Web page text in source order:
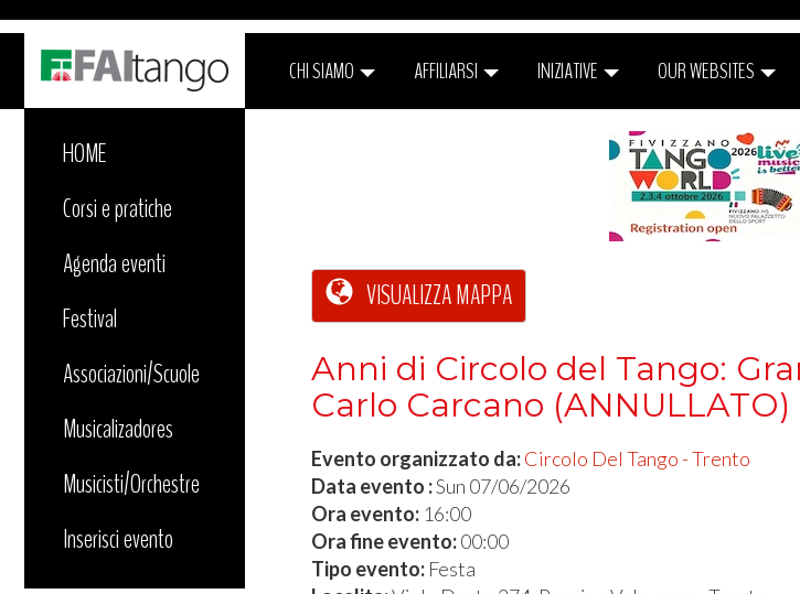
CHI SIAMO AFFILIARSI INIZIATIVE OUR WEBSITES
HOME
Corsi e pratiche
Agenda eventi
Festival
Associazioni/Scuole
Musicalizadores
Musicisti/Orchestre
Inserisci evento
VISUALIZZA MAPPA
Anni di Circolo del Tango:
Carlo Carcano (ANNULLATO)
Evento organizzato da:Circolo Del Tango - Trento
Data evento :Sun 07/06/2026
Ora evento: 16:00
Ora fine evento:00:00
Tipo evento: Festa